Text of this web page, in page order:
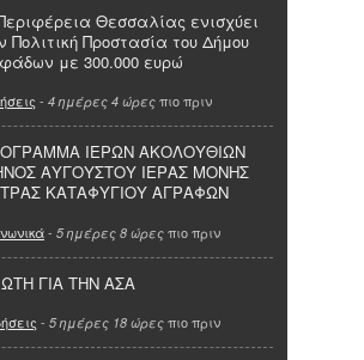
Θεσσαλίας ενισχύει
Πολιτική Προστασία του Δήμου
με 300.000 ευρώ
- 4 ημέρες 4 ώρες πιο πριν
ΙΕΡΩΝ ΑΚΟΛΟΥΘΙΩΝ
ΑΥΓΟΥΣΤΟΥ ΙΕΡΑΣ ΜΟΝΗΣ
ΚΑΤΑΦΥΓΙΟΥ ΑΓΡΑΦΩΝ
- 5 ημέρες 8 ώρες πιο πριν
ΓΙΑ ΤΗΝ ΑΣΑ
- 5 ημέρες 18 ώρες πιο πριν